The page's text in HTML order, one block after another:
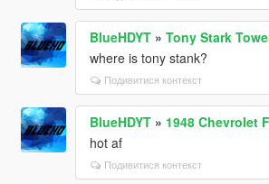
BlueHDYT» Tony Stark
where is tony stank?
Подивитися контекст
BlueHDYT» 1948 Chevrolet
hot af
Подивитися контекст